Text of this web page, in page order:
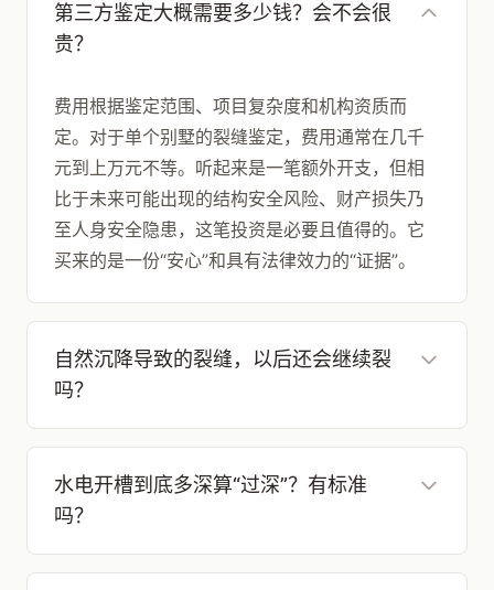
第三方鉴定大概需要多少钱？会不会很
贵？
费用根据鉴定范围、项目复杂度和机构资质而
定。对于单个别墅的裂缝鉴定，费用通常在几千
元到上万元不等。听起来是一笔额外开支，但相
比于未来可能出现的结构安全风险、财产损失乃
至人身安全隐患，这笔投资是必要且值得的。它
买来的是一份“安心”和具有法律效力的“证据”。
自然沉降导致的裂缝，以后还会继续裂
吗？
水电开槽到底多深算“过深”？有标准
吗？